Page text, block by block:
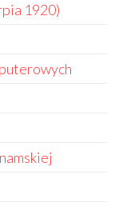
1920)